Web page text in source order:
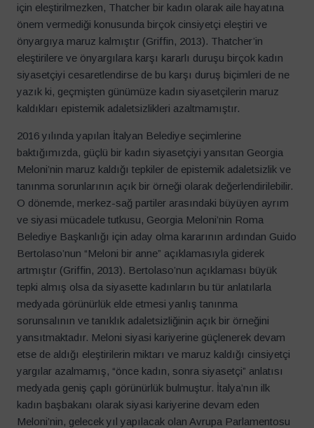
için eleştirilmezken, Thatcher bir kadın olarak aile hayatına
önem vermediği konusunda birçok cinsiyetçi eleştiri ve
önyargıya maruz kalmıştır (Griffin, 2013). Thatcher’in
eleştirilere ve önyargılara karşı kararlı duruşu birçok kadın
siyasetçiyi cesaretlendirse de bu karşı duruş biçimleri de ne
yazık ki, geçmişten günümüze kadın siyasetçilerin maruz
kaldıkları epistemik adaletsizlikleri azaltmamıştır.
2016 yılında yapılan İtalyan Belediye seçimlerine
baktığımızda, güçlü bir kadın siyasetçiyi yansıtan Georgia
Meloni’nin maruz kaldığı tepkiler de epistemik adaletsizlik ve
tanınma sorunlarının açık bir örneği olarak değerlendirilebilir.
O dönemde, merkez-sağ partiler arasındaki büyüyen ayrım
ve siyasi mücadele tutkusu, Georgia Meloni’nin Roma
Belediye Başkanlığı için aday olma kararının ardından Guido
Bertolaso’nun “Meloni bir anne” açıklamasıyla giderek
artmıştır (Griffin, 2013). Bertolaso’nun açıklaması büyük
tepki almış olsa da siyasette kadınların bu tür anlatılarla
medyada görünürlük elde etmesi yanlış tanınma
sorunsalının ve tanıklık adaletsizliğinin açık bir örneğini
yansıtmaktadır. Meloni siyasi kariyerine güçlenerek devam
etse de aldığı eleştirilerin miktarı ve maruz kaldığı cinsiyetçi
yargılar azalmamış, “önce kadın, sonra siyasetçi” anlatısı
medyada geniş çaplı görünürlük bulmuştur. İtalya’nın ilk
kadın başbakanı olarak siyasi kariyerine devam eden
Meloni’nin, gelecek yıl yapılacak olan Avrupa Parlamentosu